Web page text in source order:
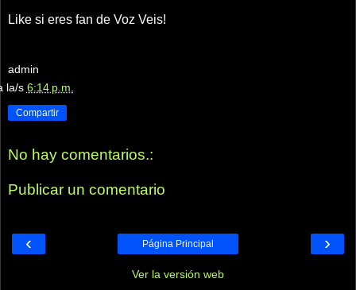
Like si eres fan de Voz Veis!
admin
la/s 6:14 p.m.
Compartir
No hay comentarios.:
Publicar un comentario
‹ ›
Página Principal
Ver la versión web